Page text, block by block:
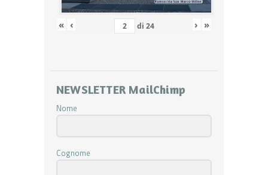
« ‹ di 24 › »
NEWSLETTER MailChimp
Nome
Cognome